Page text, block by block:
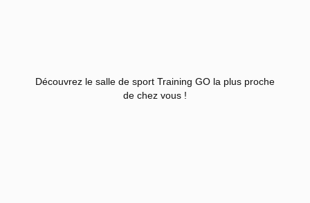
Découvrez le salle de sport Training GO la plus proche
de chez vous !